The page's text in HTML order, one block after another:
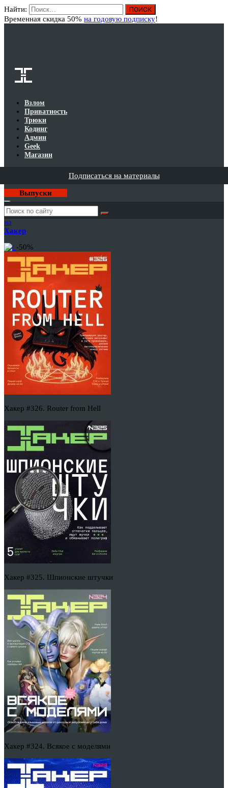
Найти:
Временная скидка 50% на годовую подписку!
Взлом
Приватность
Трюки
Кодинг
Админ
Geek
Магазин
Подписаться на материалы
Выпуски
Годовая
подписка
на
Хакер
-50%
Хакер #326. Router from Hell
Хакер #325. Шпионские штучки
Хакер #324. Всякое с моделями